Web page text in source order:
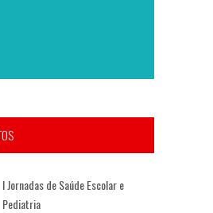
I Jornadas de Saúde Escolar e
Pediatria